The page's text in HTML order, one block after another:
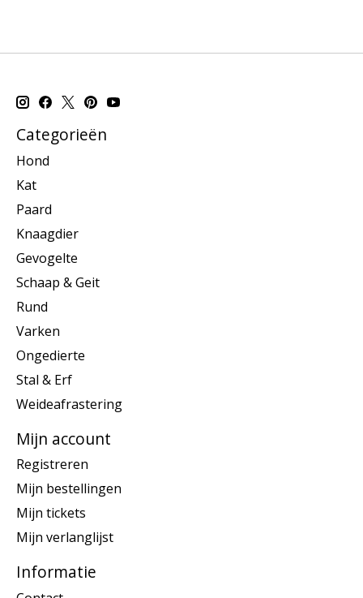
Categorieën
Hond
Kat
Paard
Knaagdier
Gevogelte
Schaap & Geit
Rund
Varken
Ongedierte
Stal & Erf
Weideafrastering
Mijn account
Registreren
Mijn bestellingen
Mijn tickets
Mijn verlanglijst
Informatie